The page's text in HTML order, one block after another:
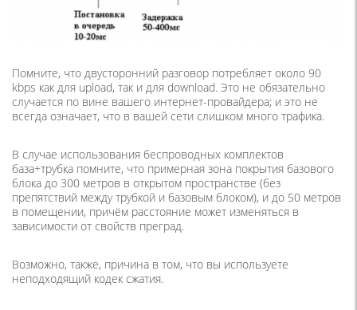
Помните, что двусторонний разговор потребляет около 90
kbps как для upload, так и для download. Это не обязательно
случается по вине вашего интернет-провайдера; и это не
всегда означает, что в вашей сети слишком много трафика.
В случае использования беспроводных комплектов
база+трубка помните, что примерная зона покрытия базового
блока до 300 метров в открытом пространстве (без
препятствий между трубкой и базовым блоком), и до 50 метров
в помещении, причём расстояние может изменяться в
зависимости от свойств преград.
Возможно, также, причина в том, что вы используете
неподходящий кодек сжатия.